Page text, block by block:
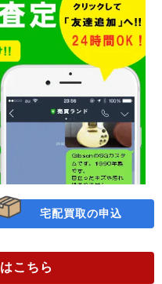
宅配買取の申込
はこちら